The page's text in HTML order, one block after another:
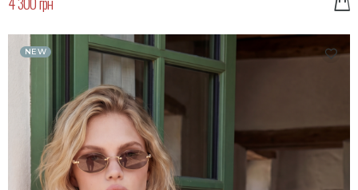
NEW